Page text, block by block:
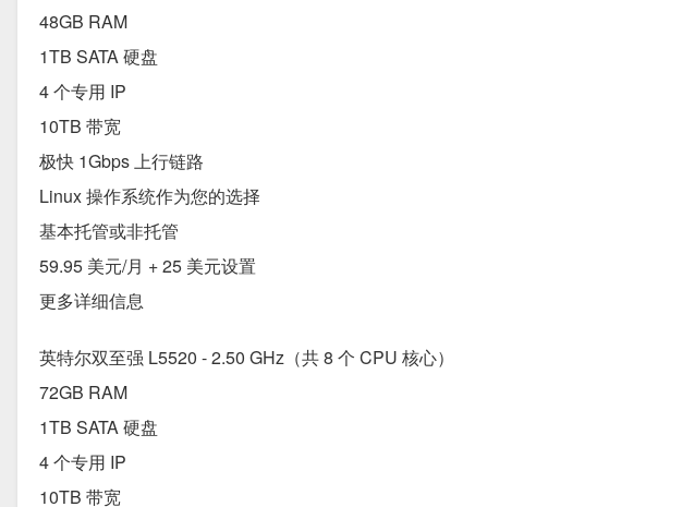
48GB RAM
1TB SATA 硬盘
4 个专用 IP
10TB 带宽
极快 1Gbps 上行链路
Linux 操作系统作为您的选择
基本托管或非托管
59.95 美元/月 + 25 美元设置
更多详细信息
英特尔双至强 L5520 - 2.50 GHz（共 8 个 CPU 核心）
72GB RAM
1TB SATA 硬盘
4 个专用 IP
10TB 带宽